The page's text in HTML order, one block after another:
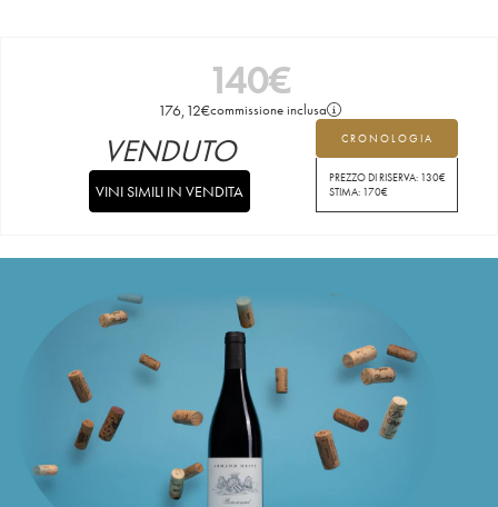
140€
176,12€commissione inclusa
CRONOLOGIA
PREZZO DI RISERVA: 130€
STIMA: 170€
VENDUTO
VINI SIMILI IN VENDITA